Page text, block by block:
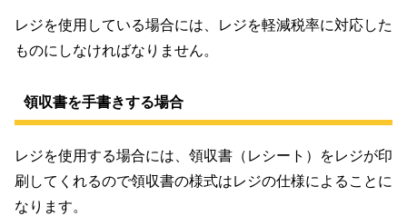
レジを使用している場合には、レジを軽減税率に対応した
ものにしなければなりません。
領収書を手書きする場合
レジを使用する場合には、領収書（レシート）をレジが印
刷してくれるので領収書の様式はレジの仕様によることに
なります。